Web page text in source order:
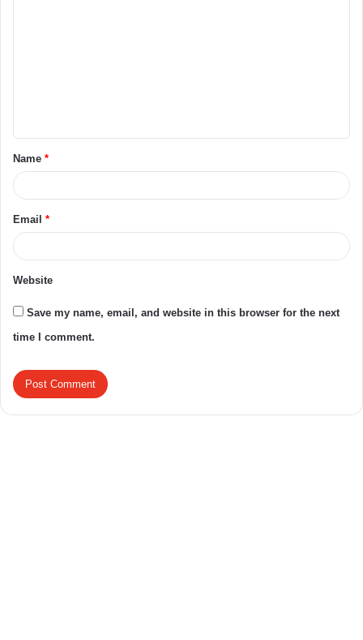
Name *
Email *
Website
Save my name, email, and website in this browser for the next
time I comment.